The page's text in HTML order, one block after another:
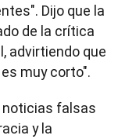
Dijo que la
de la crítica
advirtiendo que
muy corto".
noticias falsas
y la